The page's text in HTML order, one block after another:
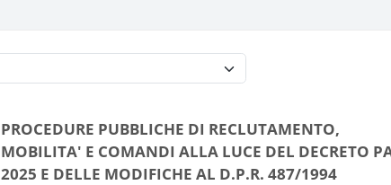
PROCEDURE PUBBLICHE DI RECLUTAMENTO,
MOBILITA' E COMANDI ALLA LUCE DEL DECRETO
2025 E DELLE MODIFICHE AL D.P.R. 487/1994